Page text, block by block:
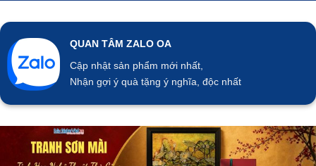
QUAN TÂM ZALO OA
Cập nhật sản phẩm mới nhất,
Nhận gợi ý quà tặng ý nghĩa, độc nhất